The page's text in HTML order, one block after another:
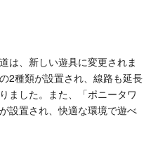
は、新しい遊具に変更されま
2種類が設置され、線路も延長
ました。また、「ポニータワ
設置され、快適な環境で遊べ